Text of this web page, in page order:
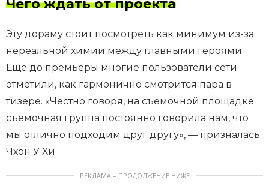
Чего ждать от проекта
Эту дораму стоит посмотреть как минимум из-за
нереальной химии между главными героями.
Ещё до премьеры многие пользователи сети
отметили, как гармонично смотрится пара в
тизере. «Честно говоря, на съемочной площадке
съемочная группа постоянно говорила нам, что
мы отлично подходим друг другу», — призналась
Чхон У Хи.
РЕКЛАМА – ПРОДОЛЖЕНИЕ НИЖЕ